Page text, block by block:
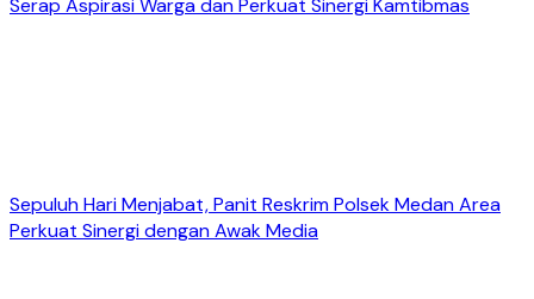
Sepuluh Hari Menjabat, Panit Reskrim Polsek Medan Area
Perkuat Sinergi dengan Awak Media